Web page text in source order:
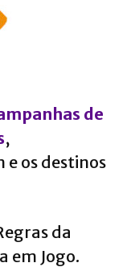
de
,
e os destinos
da
em Jogo.